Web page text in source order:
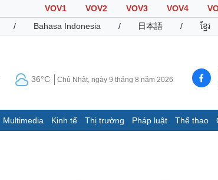
VOV1 VOV2 VOV3 VOV4
/ Bahasa Indonesia / 日本語 / ខ្មែរ
36°C Chủ Nhật, ngày 9 tháng 8 năm 2026
Multimedia Kinh tế Thị trường Pháp luật Thể thao